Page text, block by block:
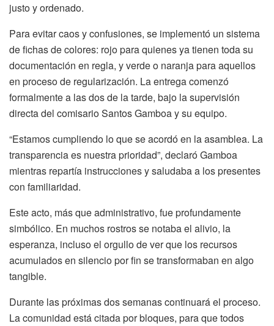
justo y ordenado.
Para evitar caos y confusiones, se implementó un sistema
de fichas de colores: rojo para quienes ya tienen toda su
documentación en regla, y verde o naranja para aquellos
en proceso de regularización. La entrega comenzó
formalmente a las dos de la tarde, bajo la supervisión
directa del comisario Santos Gamboa y su equipo.
“Estamos cumpliendo lo que se acordó en la asamblea. La
transparencia es nuestra prioridad”, declaró Gamboa
mientras repartía instrucciones y saludaba a los presentes
con familiaridad.
Este acto, más que administrativo, fue profundamente
simbólico. En muchos rostros se notaba el alivio, la
esperanza, incluso el orgullo de ver que los recursos
acumulados en silencio por fin se transformaban en algo
tangible.
Durante las próximas dos semanas continuará el proceso.
La comunidad está citada por bloques, para que todos